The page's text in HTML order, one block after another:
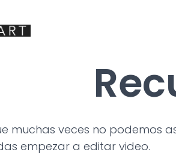
muchas veces no podemos
empezar a editar video.